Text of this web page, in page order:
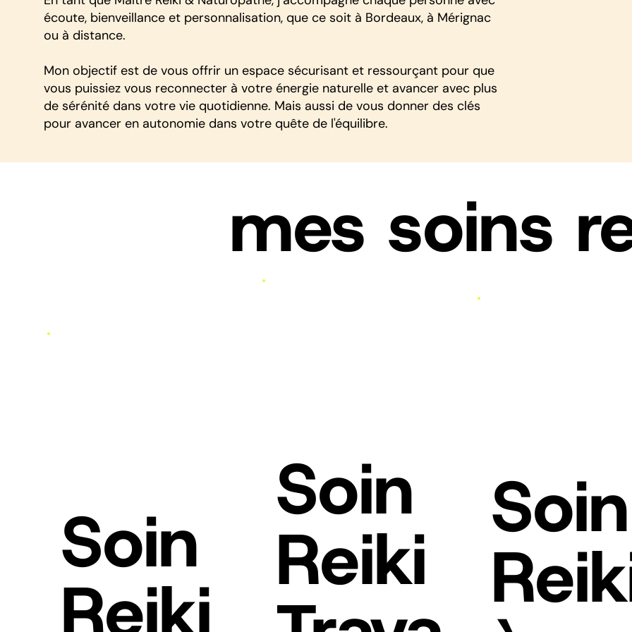
écoute, bienveillance et personnalisation, que ce soit à Bordeaux, à Mérignac
ou à distance.
Mon objectif est de vous offrir un espace sécurisant et ressourçant pour que
vous puissiez vous reconnecter à votre énergie naturelle et avancer avec plus
de sérénité dans votre vie quotidienne. Mais aussi de vous donner des clés
pour avancer en autonomie dans votre quête de l'équilibre.
mes soins
Soin
Reiki
Soin
Reiki
Soin